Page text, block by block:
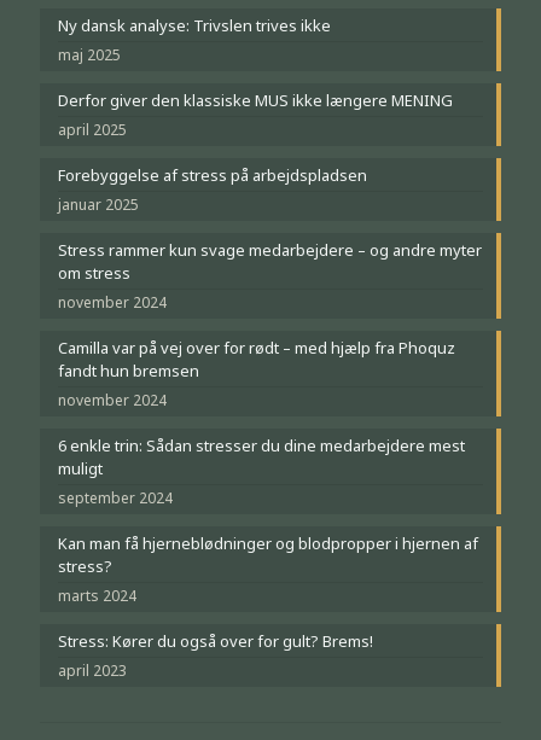
Ny dansk analyse: Trivslen trives ikke
maj 2025
Derfor giver den klassiske MUS ikke længere MENING
april 2025
Forebyggelse af stress på arbejdspladsen
januar 2025
Stress rammer kun svage medarbejdere – og andre myter
om stress
november 2024
Camilla var på vej over for rødt – med hjælp fra Phoquz
fandt hun bremsen
november 2024
6 enkle trin: Sådan stresser du dine medarbejdere mest
muligt
september 2024
Kan man få hjerneblødninger og blodpropper i hjernen af
stress?
marts 2024
Stress: Kører du også over for gult? Brems!
april 2023